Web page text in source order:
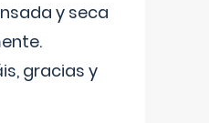
y seca
gracias y